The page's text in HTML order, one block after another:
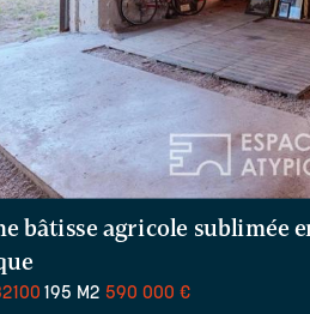
bâtisse agricole sublimée
195 M2 590 000 €